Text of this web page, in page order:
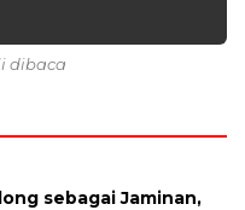
dibaca
sebagai Jaminan,